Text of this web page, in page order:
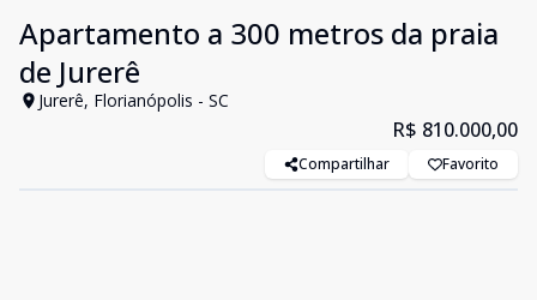
Apartamento a 300 metros da praia
de Jurerê
Jurerê, Florianópolis - SC
R$ 810.000,00
Compartilhar Favorito